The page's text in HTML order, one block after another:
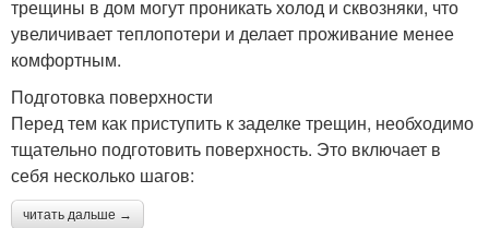
трещины в дом могут проникать холод и сквозняки, что
увеличивает теплопотери и делает проживание менее
комфортным.
Подготовка поверхности
Перед тем как приступить к заделке трещин, необходимо
тщательно подготовить поверхность. Это включает в
себя несколько шагов:
читать дальше →